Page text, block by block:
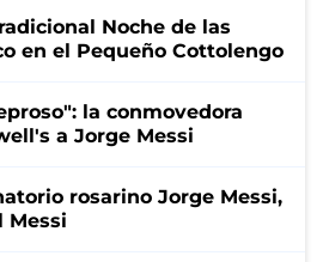
Noche de las
en el Pequeño Cottolengo
la conmovedora
a Jorge Messi
rosarino Jorge Messi,
Messi